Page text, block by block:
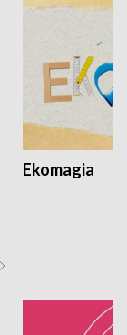
Ekomagia